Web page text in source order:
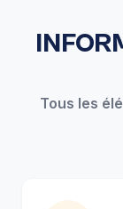
Tous les